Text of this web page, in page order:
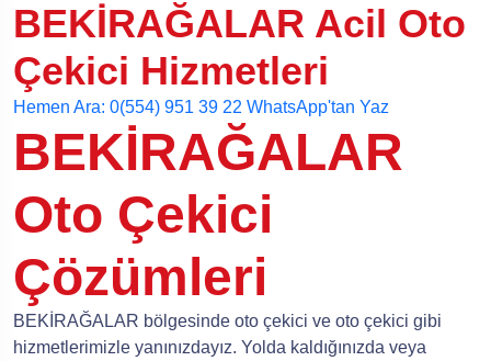
BEKİRAĞALAR Acil Oto
Çekici Hizmetleri
Hemen Ara: 0(554) 951 39 22 WhatsApp'tan Yaz
BEKİRAĞALAR
Oto Çekici
Çözümleri
BEKİRAĞALAR bölgesinde oto çekici ve oto çekici gibi
hizmetlerimizle yanınızdayız. Yolda kaldığınızda veya